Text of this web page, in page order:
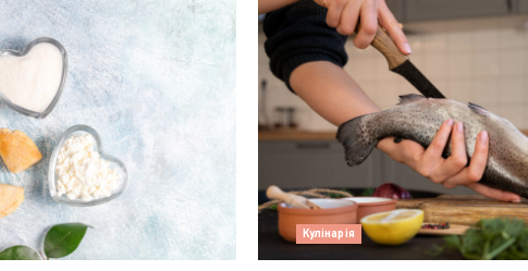
Кулінарія